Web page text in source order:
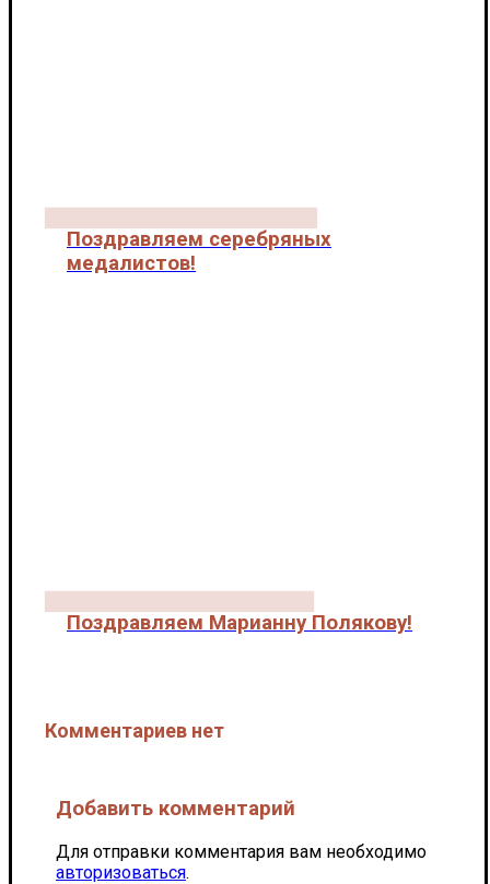
Поздравляем серебряных
медалистов!
Поздравляем Марианну Полякову!
Комментариев нет
Добавить комментарий
Для отправки комментария вам необходимо
авторизоваться.